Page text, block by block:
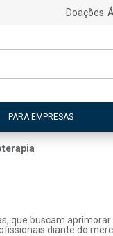
Doações
PARA EMPRESAS
que buscam
diante do